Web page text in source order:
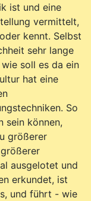
ist und eine
vermittelt,
kennt. Selbst
sehr lange
soll es da ein
hat eine
So
sein können,
größerer
ausgelotet und
erkundet, ist
und führt - wie